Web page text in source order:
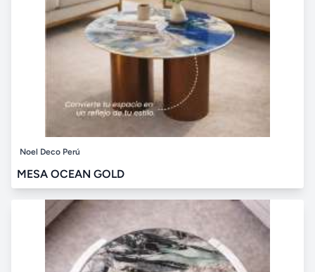
Noel Deco Perú
MESA OCEAN GOLD